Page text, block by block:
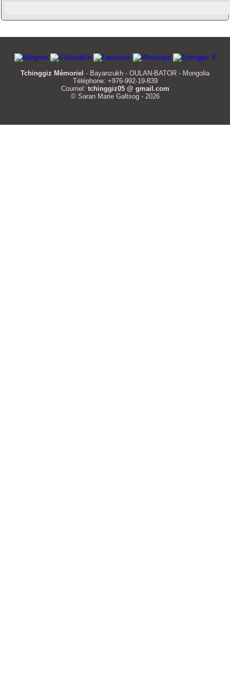
Tchinggiz Mémoriel - Bayanzukh - OULAN-BATOR - Mongolia
Téléphone: +976-992-19-839
Courriel: tchinggiz05 @ gmail.com
© Saran Marie Galtsog - 2026